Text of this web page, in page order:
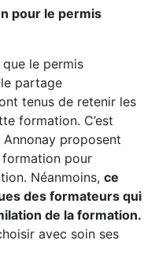
pour le permis
le permis
partage
tenus de retenir les
formation. C’est
proposent
pour
Néanmoins, ce
des formateurs qui
de la formation.
avec soin ses